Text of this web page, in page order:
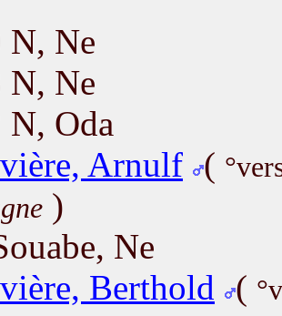
N, Ne
N, Ne
N, Oda
Arnulf (
)
Ne
Berthold
(